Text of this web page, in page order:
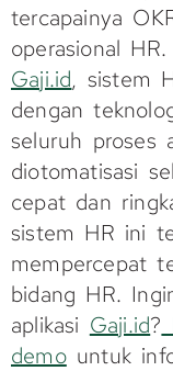
tercapainya
operasional
Gaji.id, sistem
dengan
seluruh proses
diotomatisasi
cepat dan
sistem HR ini
mempercepat
bidang HR.
aplikasi Gaji.id?
demountuk